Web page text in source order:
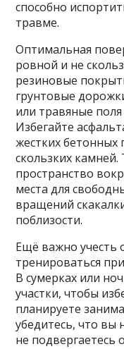
способно
травме.
Оптимальная
ровной и не
резиновые
грунтовые
или травяные
Избегайте
жестких бетонных
скользких
пространство
места для
вращений
поблизости.
Ещё важно
тренироваться
В сумерках или
участки, чтобы
планируете
убедитесь, что
не подвергаетесь